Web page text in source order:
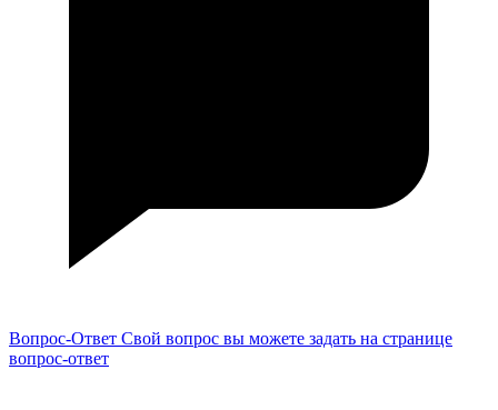
Вопрос-Ответ Свой вопрос вы можете задать на странице
вопрос-ответ